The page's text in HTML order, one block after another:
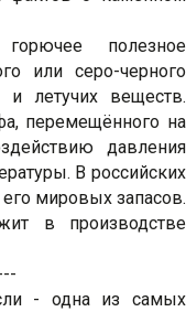
полезное
или серо-черного
и летучих веществ.
перемещённого на
давления
В российских
мировых запасов.
в производстве
- одна из самых